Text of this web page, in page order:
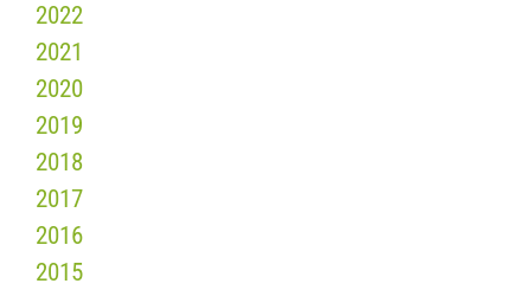
2022
2021
2020
2019
2018
2017
2016
2015